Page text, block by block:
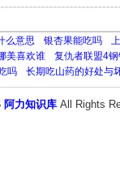
么意思 银杏果能吃吗
美喜欢谁 复仇者联盟4
吗 长期吃山药的好处与
阿力知识库All Rights